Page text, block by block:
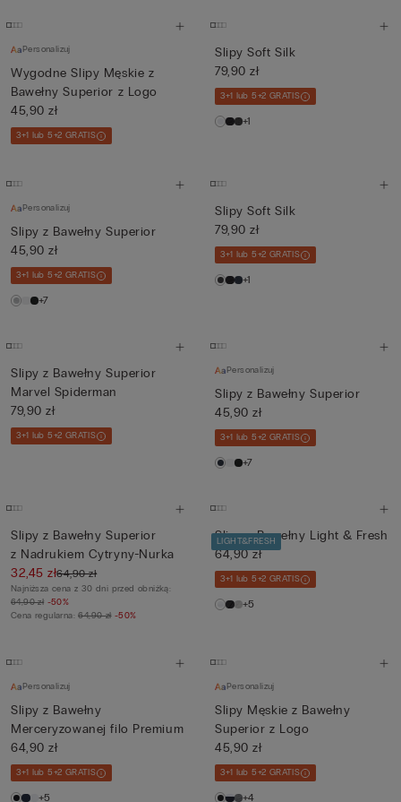
Personalizuj
Wygodne Slipy Męskie z
Bawełny Superior z Logo
45,90 zł
3+1 lub 5+2 GRATIS
Slipy Soft Silk
79,90 zł
3+1 lub 5+2 GRATIS
+1
Personalizuj
Slipy z Bawełny Superior
45,90 zł
3+1 lub 5+2 GRATIS
+7
Slipy Soft Silk
79,90 zł
3+1 lub 5+2 GRATIS
+1
Slipy z Bawełny Superior
Marvel Spiderman
79,90 zł
3+1 lub 5+2 GRATIS
Personalizuj
Slipy z Bawełny Superior
45,90 zł
3+1 lub 5+2 GRATIS
+7
Slipy z Bawełny Superior
z Nadrukiem Cytryny-Nurka
32,45 zł64,90 zł
Najniższa cena z 30 dni przed obniżką:
64,90 zł -50%
Cena regularna:64,90 zł -50%
LIGHT&FRESH
Slipy z Bawełny Light & Fresh
64,90 zł
3+1 lub 5+2 GRATIS
+5
Personalizuj
Slipy z Bawełny
Merceryzowanej filo Premium
64,90 zł
3+1 lub 5+2 GRATIS
+5
Personalizuj
Slipy Męskie z Bawełny
Superior z Logo
45,90 zł
3+1 lub 5+2 GRATIS
+4